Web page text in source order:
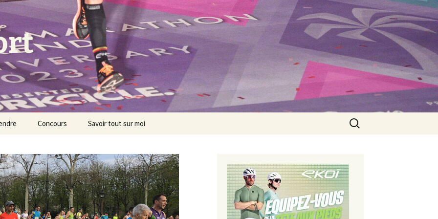
Concours Savoir tout sur moi
Rechercher :